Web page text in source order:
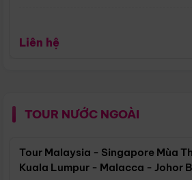
Liên hệ
TOUR NƯỚC NGOÀI
Tour Malaysia - Singapore Mùa
Kuala Lumpur - Malacca - Johor